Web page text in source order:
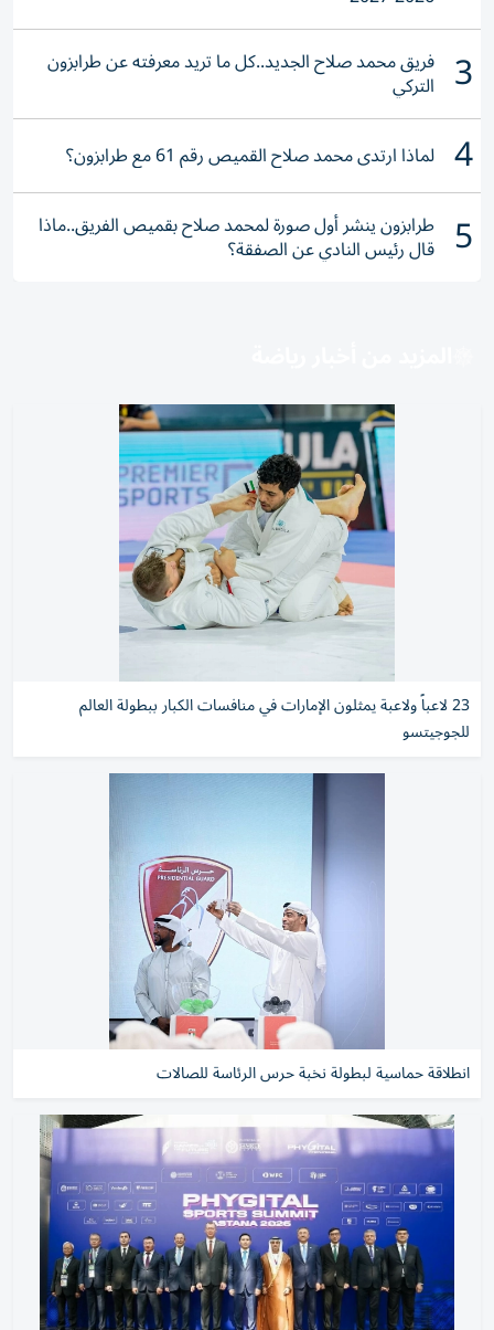
3 فريق محمد صلاح الجديد..كل ما تريد معرفته عن طرابزون
التركي
4 لماذا ارتدى محمد صلاح القميص رقم 61 مع طرابزون؟
5 طرابزون ينشر أول صورة لمحمد صلاح بقميص الفريق..ماذا
قال رئيس النادي عن الصفقة؟
23 لاعباً ولاعبة يمثلون الإمارات في منافسات الكبار ببطولة العالم
للجوجيتسو
انطلاقة حماسية لبطولة نخبة حرس الرئاسة للصالات